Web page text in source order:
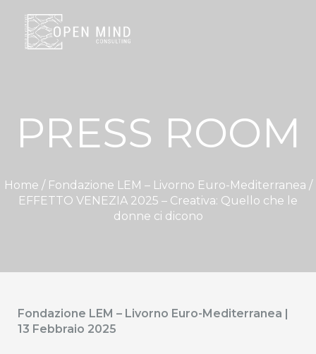
PRESS ROOM
Home / Fondazione LEM – Livorno Euro-Mediterranea /
EFFETTO VENEZIA 2025 – Creativa: Quello che le
donne ci dicono
Fondazione LEM – Livorno Euro-Mediterranea |
13 Febbraio 2025